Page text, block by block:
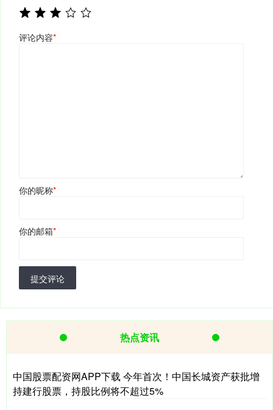
评论内容*
你的昵称*
你的邮箱*
提交评论
热点资讯
中国股票配资网APP下载 今年首次！中国长城资产获批增
持建行股票，持股比例将不超过5%